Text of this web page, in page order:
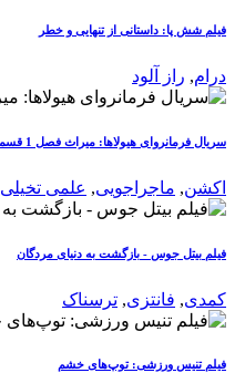
فیلم شش پا: داستانی از تنهایی و خطر
درام, راز آلود
سریال فرمانروای هیولاها: میراث فصل 1 قسمت 1
اکشن, ماجراجویی, علمی تخیلی
فیلم بیتل جوس - بازگشت به دنیای مردگان
کمدی, فانتزی, ترسناک
فیلم تنیس ورزشی: توپ‌های خشم